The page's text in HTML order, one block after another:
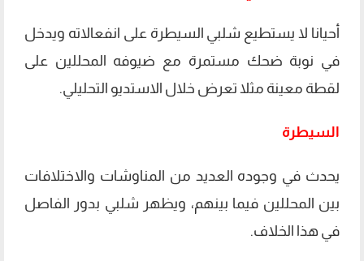
أحيانا لا يستطيع شلبي السيطرة على انفعالاته ويدخل
في نوبة ضحك مستمرة مع ضيوفه المحللين على
لقطة معينة مثلا تعرض خلال الاستديو التحليلي.
السيطرة
يحدث في وجوده العديد من المناوشات والاختلافات
بين المحللين فيما بينهم، ويظهر شلبي بدور الفاصل
في هذا الخلاف.